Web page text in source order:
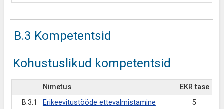
B.3 Kompetentsid
Kohustuslikud kompetentsid
Nimetus
EKR tase
B.3.1
Erikeevitustööde ettevalmistamine
5